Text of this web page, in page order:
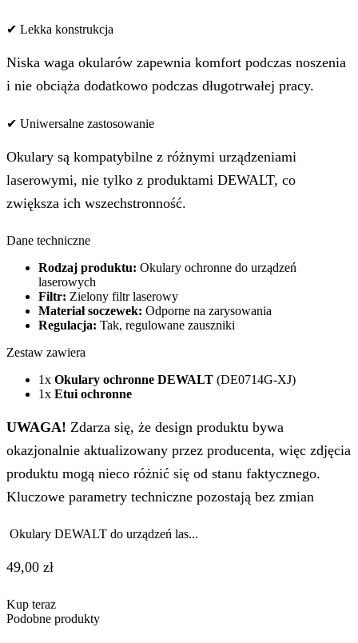
✔ Lekka konstrukcja
Niska waga okularów zapewnia komfort podczas noszenia
i nie obciąża dodatkowo podczas długotrwałej pracy.
✔ Uniwersalne zastosowanie
Okulary są kompatybilne z różnymi urządzeniami
laserowymi, nie tylko z produktami DEWALT, co
zwiększa ich wszechstronność.
Dane techniczne
Rodzaj produktu: Okulary ochronne do urządzeń
laserowych
Filtr: Zielony filtr laserowy
Materiał soczewek: Odporne na zarysowania
Regulacja: Tak, regulowane zauszniki
Zestaw zawiera
1x Okulary ochronne DEWALT (DE0714G-XJ)
1x Etui ochronne
UWAGA! Zdarza się, że design produktu bywa
okazjonalnie aktualizowany przez producenta, więc zdjęcia
produktu mogą nieco różnić się od stanu faktycznego.
Kluczowe parametry techniczne pozostają bez zmian
Okulary DEWALT do urządzeń las...
49,00 zł
Kup teraz
Podobne produkty